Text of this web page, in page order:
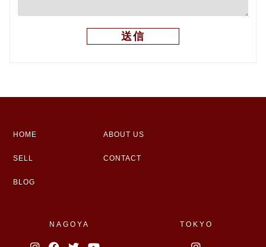
HOME ABOUT US
SELL CONTACT
BLOG
NAGOYA TOKYO